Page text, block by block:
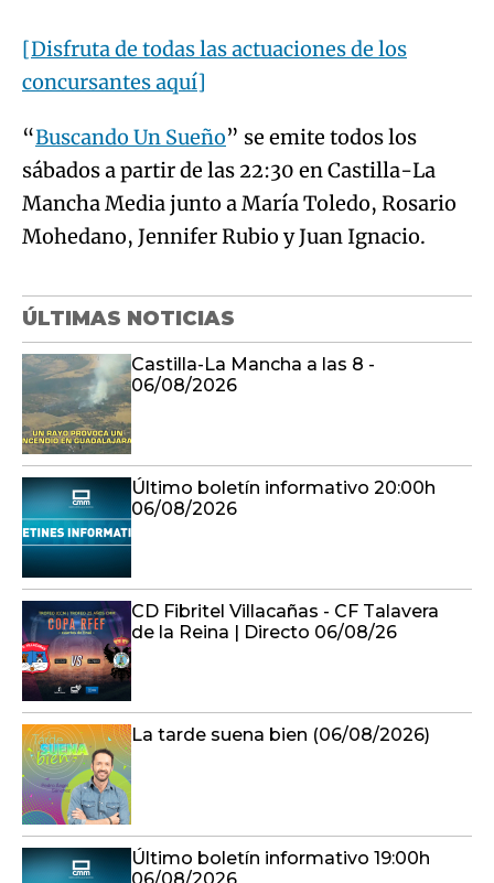
sábados a partir de las 22:30 en Castilla-La
Mancha Media junto a María Toledo, Rosario
Mohedano, Jennifer Rubio y Juan Ignacio.
ÚLTIMAS NOTICIAS
Castilla-La Mancha a las 8 -
Último boletín informativo 20:00h
06/08/2026
CD Fibritel Villacañas - CF Talavera
de la Reina | Directo 06/08/26
La tarde suena bien (06/08/2026)
Último boletín informativo 19:00h
En compañía (06/08/2026)